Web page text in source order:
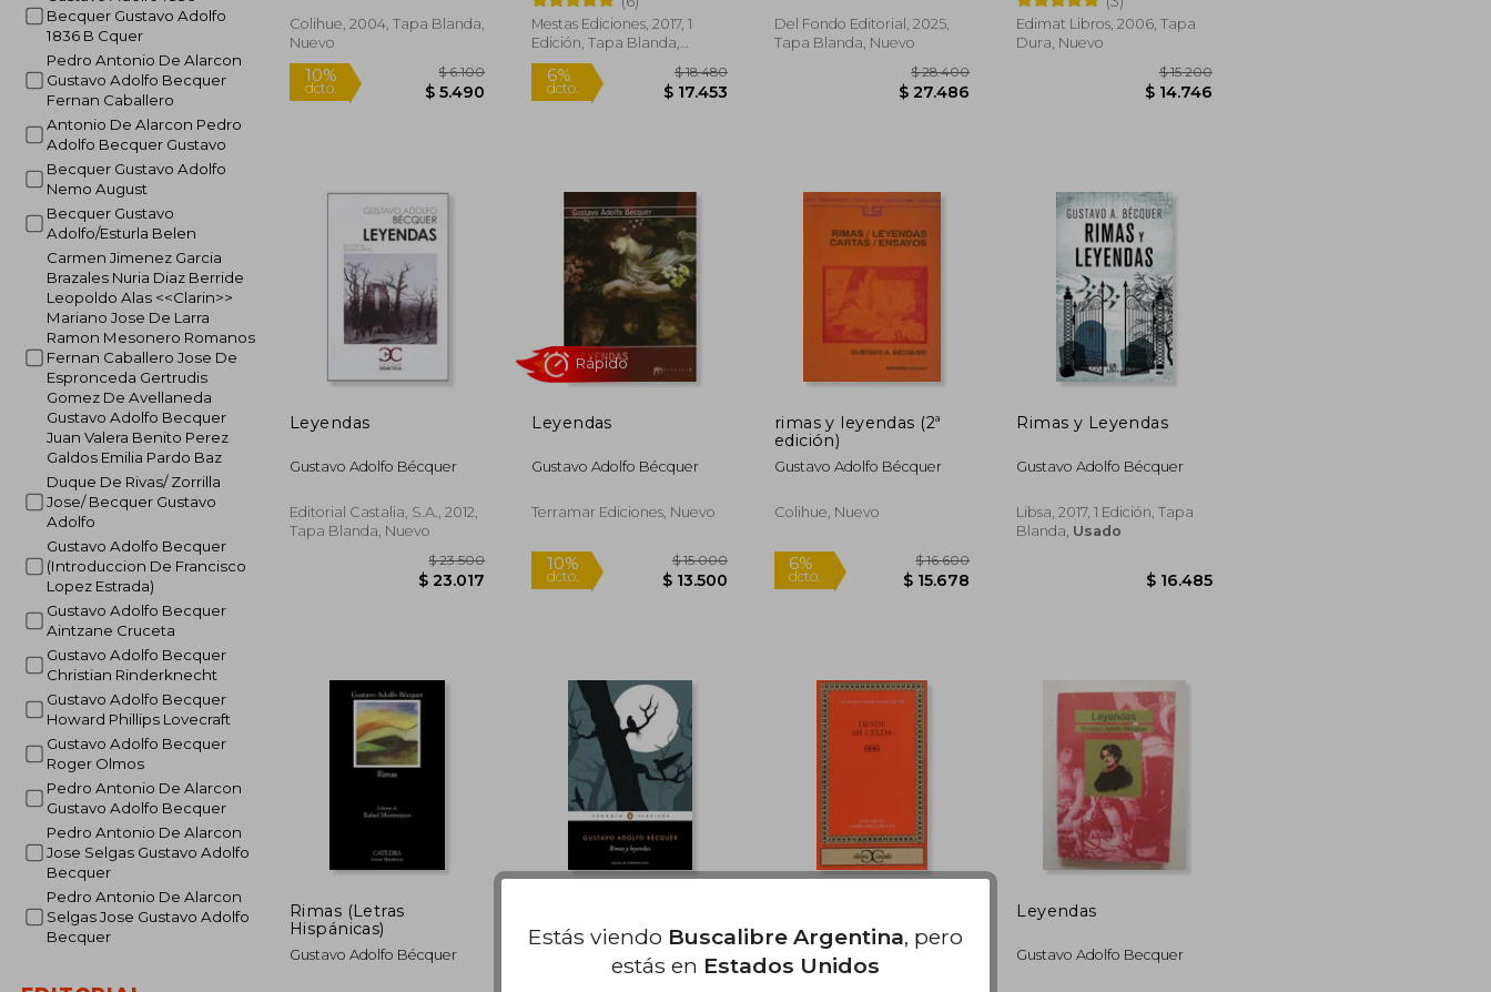
Becquer Gustavo Adolfo
1836 B Cquer
Pedro Antonio De Alarcon
Gustavo Adolfo Becquer
Fernan Caballero
Antonio De Alarcon Pedro
Adolfo Becquer Gustavo
Becquer Gustavo Adolfo
Nemo August
Becquer Gustavo
Adolfo/Esturla Belen
Carmen Jimenez Garcia
Brazales Nuria Diaz Berride
Leopoldo Alas <<Clarin>>
Mariano Jose De Larra
Ramon Mesonero Romanos
Fernan Caballero Jose De
Espronceda Gertrudis
Gomez De Avellaneda
Gustavo Adolfo Becquer
Juan Valera Benito Perez
Galdos Emilia Pardo Baz
Duque De Rivas/ Zorrilla
Jose/ Becquer Gustavo
Adolfo
Gustavo Adolfo Becquer
(Introduccion De Francisco
Lopez Estrada)
Gustavo Adolfo Becquer
Aintzane Cruceta
Gustavo Adolfo Becquer
Christian Rinderknecht
Gustavo Adolfo Becquer
Howard Phillips Lovecraft
Gustavo Adolfo Becquer
Roger Olmos
Pedro Antonio De Alarcon
Gustavo Adolfo Becquer
Pedro Antonio De Alarcon
Jose Selgas Gustavo Adolfo
Becquer
Pedro Antonio De Alarcon
Selgas Jose Gustavo Adolfo
Becquer
Colihue, 2004, Tapa Blanda,
Nuevo
10%
dcto.
Mestas Ediciones, 2017, 1
Edición, Tapa Blanda,
Nuevo
6%
dcto.
Del Fondo Editorial, 2025,
Tapa Blanda, Nuevo
$ 28.400
$ 27.486
Rápido
Edimat Libros, 2006, Tapa
Dura, Nuevo
Leyendas
Gustavo Adolfo Bécquer
Editorial Castalia, S.A., 2012,
Tapa Blanda, Nuevo
Leyendas
Gustavo Adolfo Bécquer
Terramar Ediciones, Nuevo
10%
dcto.
Rápido
rimas y leyendas (2ª
edición)
Gustavo Adolfo Bécquer
Colihue, Nuevo
$ 16.600
$ 15.678
Rimas y Leyendas
Gustavo Adolfo Bécquer
Libsa, 2017, 1 Edición, Tapa
Blanda, Usado
Rimas (Letras
Hispánicas)
Gustavo Adolfo Bécquer Gustavo Adolfo Bécquer Gustavo Adolfo Bécquer
Leyendas
Gustavo Adolfo Becquer
Estás viendo Buscalibre Argentina, pero
estás en Estados Unidos